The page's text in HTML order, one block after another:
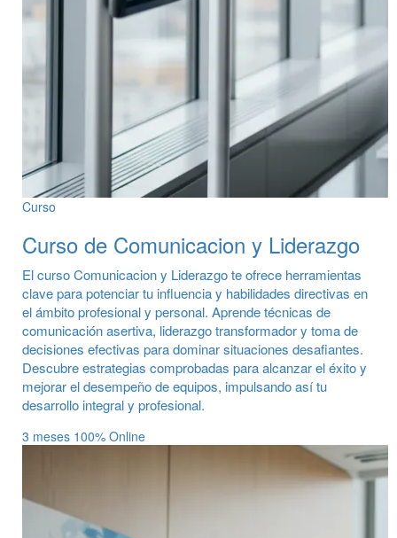
Curso
Curso de Comunicacion y Liderazgo
El curso Comunicacion y Liderazgo te ofrece herramientas
clave para potenciar tu influencia y habilidades directivas en
el ámbito profesional y personal. Aprende técnicas de
comunicación asertiva, liderazgo transformador y toma de
decisiones efectivas para dominar situaciones desafiantes.
Descubre estrategias comprobadas para alcanzar el éxito y
mejorar el desempeño de equipos, impulsando así tu
desarrollo integral y profesional.
3 meses 100% Online